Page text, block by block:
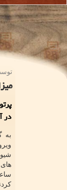
در آب
به
شیوه